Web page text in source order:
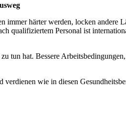
härter werden, locken andere
qualifiziertem Personal ist
tun hat. Bessere
wie in diesen